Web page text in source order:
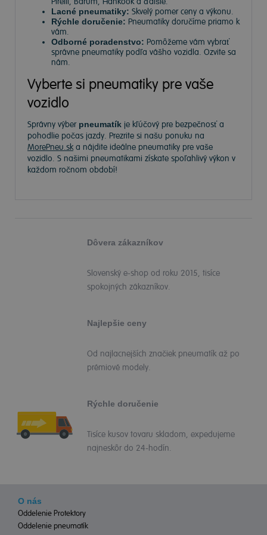
Lacné pneumatiky: Skvelý pomer ceny a výkonu.
Rýchle doručenie: Pneumatiky doručíme priamo k
vám.
Odborné poradenstvo: Pomôžeme vám vybrať
správne pneumatiky podľa vášho vozidla. Ozvite sa
nám.
Vyberte si pneumatiky pre vaše
vozidlo
Správny výber pneumatík je kľúčový pre bezpečnosť a
pohodlie počas jazdy. Prezrite si našu ponuku na
MorePneu.ska nájdite ideálne pneumatiky pre vaše
vozidlo. S našimi pneumatikami získate spoľahlivý výkon v
každom ročnom období!
Dôvera zákazníkov
Slovenský e-shop od roku 2015, tisíce
spokojných zákazníkov.
Najlepšie ceny
Od najlacnejších značiek pneumatík až po
prémiové modely.
Rýchle doručenie
Tisíce kusov tovaru skladom, expedujeme
najneskôr do 24-hodín.
O nás
Oddelenie Protektory
Oddelenie pneumatík